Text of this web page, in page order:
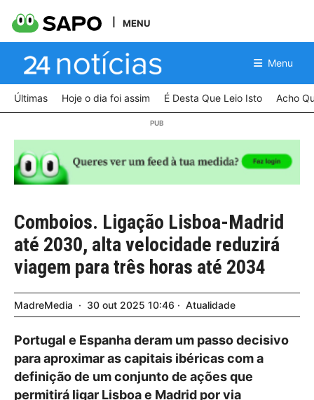
MENU
Menu
Últimas Hoje o dia foi assim É Desta Que Leio Isto Acho
Comboios. Ligação Lisboa-Madrid
até 2030, alta velocidade reduzirá
viagem para três horas até 2034
MadreMedia 30 out 2025 10:46 Atualidade
Portugal e Espanha deram um passo decisivo
para aproximar as capitais ibéricas com a
definição de um conjunto de ações que
permitirá ligar Lisboa e Madrid por via